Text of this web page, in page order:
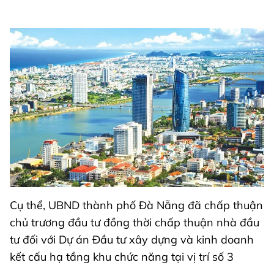
Cụ thể, UBND thành phố Đà Nẵng đã chấp thuận
chủ trương đầu tư đồng thời chấp thuận nhà đầu
tư đối với Dự án Đầu tư xây dựng và kinh doanh
kết cấu hạ tầng khu chức năng tại vị trí số 3